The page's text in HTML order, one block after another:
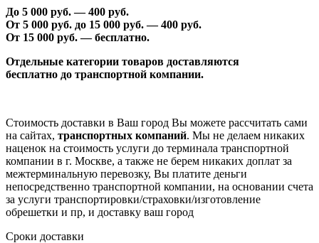
До 5 000 руб. —400 руб.
От 5 000 руб. до 15 000 руб. —400 руб.
От 15 000 руб. — бесплатно.
Отдельные категории товаров доставляются
бесплатно до транспортной компании.
Стоимость доставки в Ваш город Вы можете рассчитать сами
на сайтах, транспортных компаний. Мы не делаем никаких
наценок на стоимость услуги до терминала транспортной
компании в г. Москве, а также не берем никаких доплат за
межтерминальную перевозку, Вы платите деньги
непосредственно транспортной компании, на основании счета
за услуги транспортировки/страховки/изготовление
обрешетки и пр, и доставку ваш город
Сроки доставки